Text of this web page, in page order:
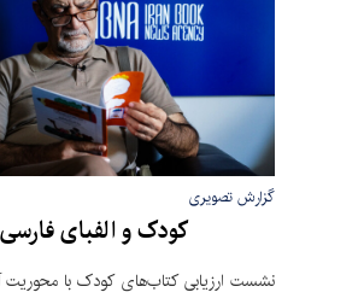
گزارش تصویری
کودک و الفبای فارسی
نشست ارزیابی کتاب‌های کودک با محوریت